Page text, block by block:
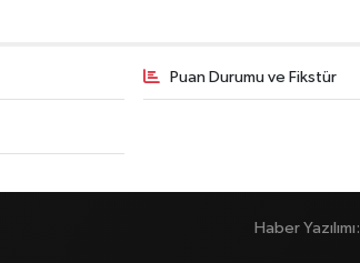
Puan Durumu ve Fikstür
Haber Yazılımı: